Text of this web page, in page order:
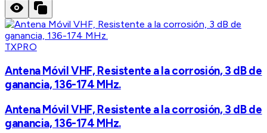
TXPRO
Antena Móvil VHF, Resistente a la corrosión, 3 dB de
ganancia, 136-174 MHz.
Antena Móvil VHF, Resistente a la corrosión, 3 dB de
ganancia, 136-174 MHz.